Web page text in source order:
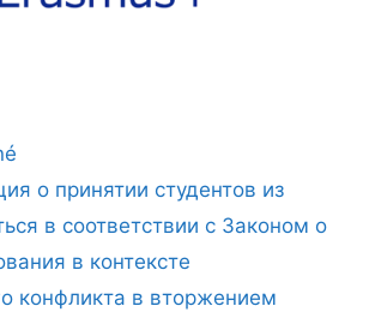
о принятии студентов из
в соответствии с Законом о
в контексте
конфликта в вторжением